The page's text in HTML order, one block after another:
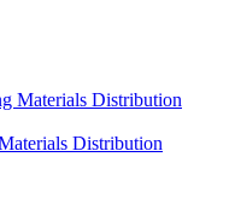
Distribution